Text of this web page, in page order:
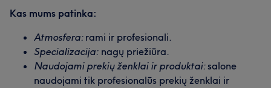
Kas mums patinka:
Atmosfera: rami ir profesionali.
Specializacija: nagų priežiūra.
Naudojami prekių ženklai ir produktai: salone
naudojami tik profesionalūs prekių ženklai ir